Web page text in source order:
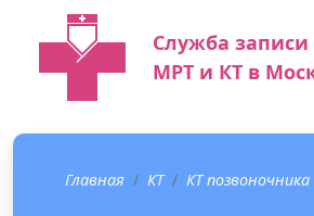
Служба записи
МРТ и КТ в
Главная КТ КТ позвоночника